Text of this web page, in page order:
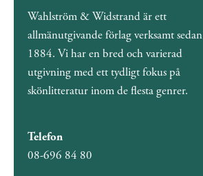
Wahlström & Widstrand är ett
allmänutgivande förlag verksamt sedan
1884. Vi har en bred och varierad
utgivning med ett tydligt fokus på
skönlitteratur inom de flesta genrer.
Telefon
08-696 84 80